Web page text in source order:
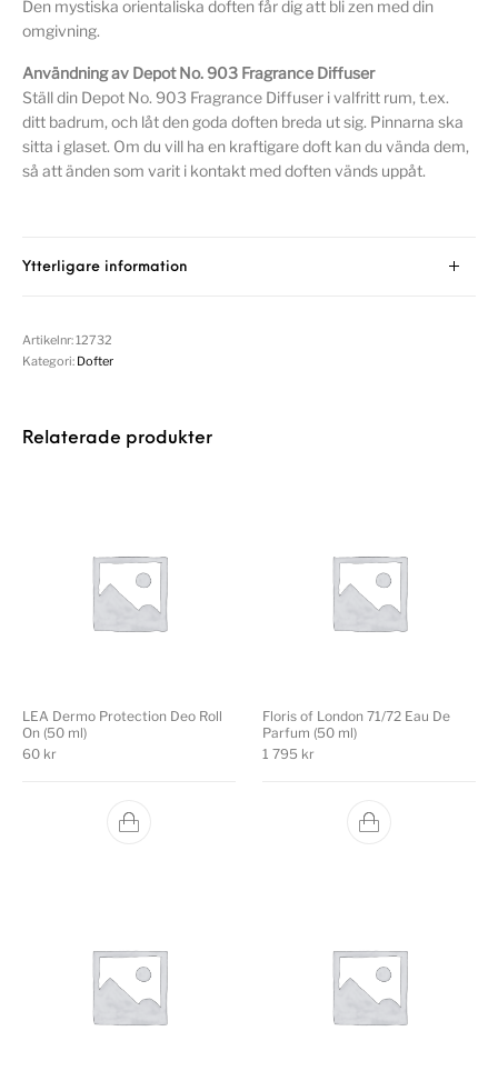
Den mystiska orientaliska doften får dig att bli zen med din
omgivning.
Användning av Depot No. 903 Fragrance Diffuser
Ställ din Depot No. 903 Fragrance Diffuser i valfritt rum, t.ex.
ditt badrum, och låt den goda doften breda ut sig. Pinnarna ska
sitta i glaset. Om du vill ha en kraftigare doft kan du vända dem,
så att änden som varit i kontakt med doften vänds uppåt.
Ytterligare information
Artikelnr:12732
Kategori: Dofter
Relaterade produkter
LEA Dermo Protection Deo Roll
On (50 ml)
60 kr
Floris of London 71/72 Eau De
Parfum (50 ml)
1 795 kr